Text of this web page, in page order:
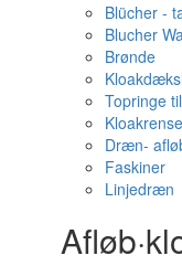
Blücher -
Blucher
Brønde
Topringe
Dræn-
Faskiner
Linjedræn